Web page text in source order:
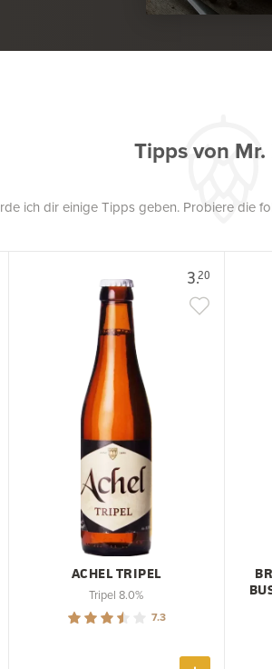
Tipps von
ich dir einige Tipps geben. Probiere die
3.20
ACHEL TRIPEL
Tripel 8.0%
7.3